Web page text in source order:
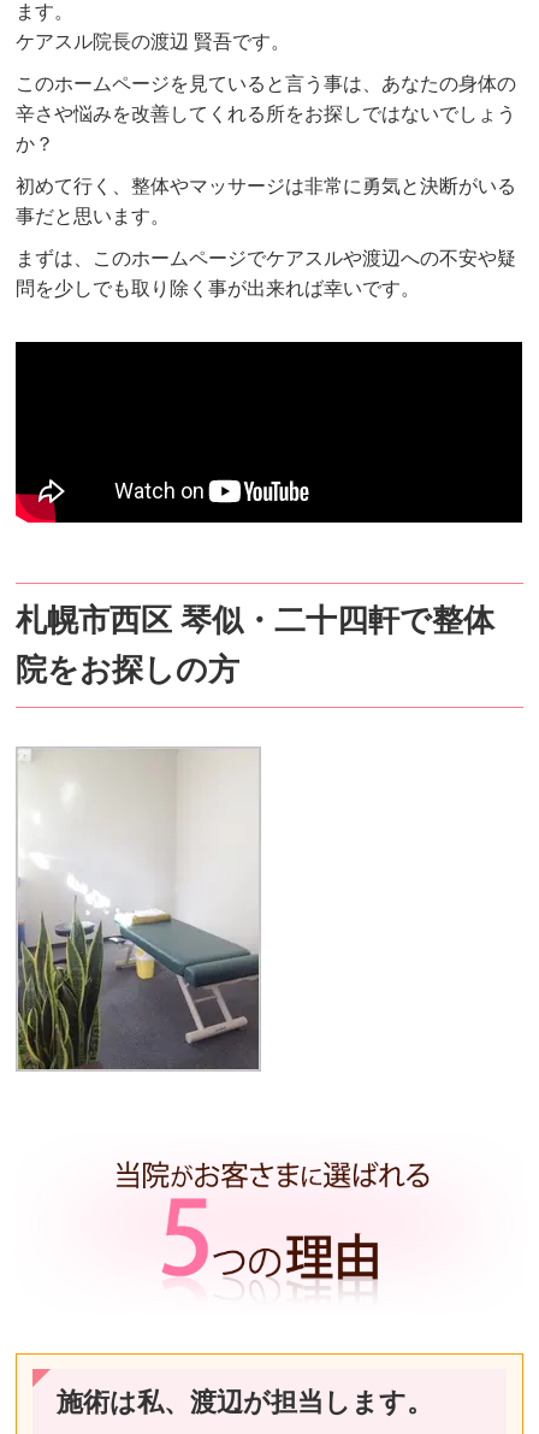
ます。
ケアスル院長の渡辺 賢吾です。
このホームページを見ていると言う事は、あなたの身体の
辛さや悩みを改善してくれる所をお探しではないでしょう
か？
初めて行く、整体やマッサージは非常に勇気と決断がいる
事だと思います。
まずは、このホームページでケアスルや渡辺への不安や疑
問を少しでも取り除く事が出来れば幸いです。
札幌市西区 琴似・二十四軒で整体
院をお探しの方
施術は私、渡辺が担当します。